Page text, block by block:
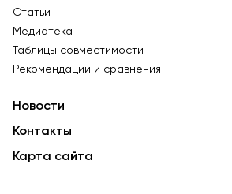
Статьи
Медиатека
Таблицы совместимости
Рекомендации и сравнения
Новости
Контакты
Карта сайта